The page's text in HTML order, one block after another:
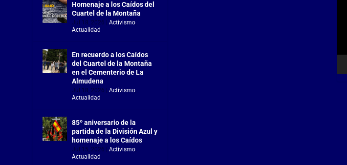
Homenaje a los Caídos del
Cuartel de la Montaña
Jul 18, 2026 |Activismo,
Actualidad
En recuerdo a los Caídos
del Cuartel de la Montaña
en el Cementerio de La
Almudena
Jul 18, 2026 |Activismo,
Actualidad
85º aniversario de la
partida de la División Azul y
homenaje a los Caídos
Jul 15, 2026 |Activismo,
Actualidad